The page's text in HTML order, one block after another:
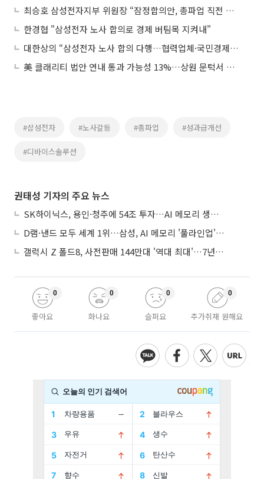
최승호 삼성전자지부 위원장 “잠정합의안, 총파업 직전 마지막 선택…조합원 평가 받겠다”
한경협 "삼성전자 노사 합의로 경제 버팀목 지켜내"
대한상의 “삼성전자 노사 합의 다행…협력업체·국민경제에 큰 의미”
美 클래리티 법안 연내 통과 가능성 13%…상원 문턱서 제동
#삼성전자 #노사갈등 #총파업 #성과급개선
#디바이스솔루션
권태성 기자의 주요 뉴스
SK하이닉스, 용인·청주에 54조 투자…AI 메모리 생산기지 키운다
D램·낸드 모두 세계 1위…삼성, AI 메모리 '풀라인업'으로 승부
갤럭시 Z 폴드8, 사전판매 144만대 '역대 최대'…7년만에 갤노트10 기록 넘어
좋아요
0
화나요
0
슬퍼요
0
추가취재 원해요
0